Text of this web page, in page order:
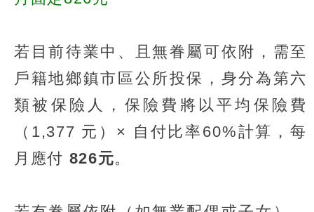
若目前待業中、且無眷屬可依附，需至
戶籍地鄉鎮市區公所投保，身分為第六
類被保險人，保險費將以平均保險費
（1,377 元）× 自付比率60%計算，每
月應付 826元。